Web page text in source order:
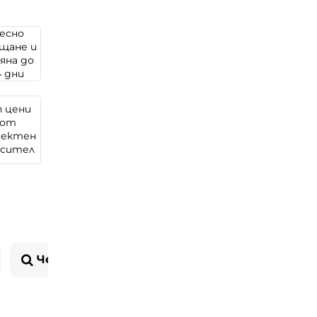
и
до
дни
цени
от
Често задавани въпроси